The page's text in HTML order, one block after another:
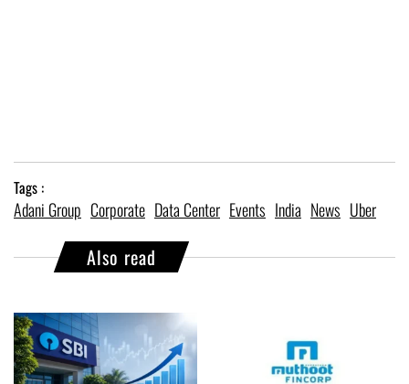
Tags :
Adani Group Corporate Data Center Events India News Uber
Also read